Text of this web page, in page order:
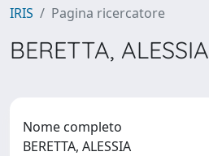
IRIS Pagina ricercatore
BERETTA, ALESSIA
Nome completo
BERETTA, ALESSIA